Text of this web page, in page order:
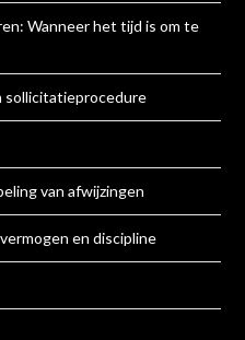
Wanneer het tijd is om te
sollicitatieprocedure
van afwijzingen
en discipline